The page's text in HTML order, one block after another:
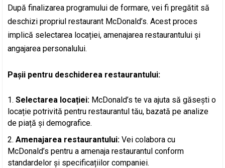
După finalizarea programului de formare, vei fi pregătit să
deschizi propriul restaurant McDonald’s. Acest proces
implică selectarea locației, amenajarea restaurantului și
angajarea personalului.
Pașii pentru deschiderea restaurantului:
Selectarea locației: McDonald’s te va ajuta să găsești o
locație potrivită pentru restaurantul tău, bazată pe analize
de piață și demografice.
Amenajarea restaurantului: Vei colabora cu
McDonald’s pentru a amenaja restaurantul conform
standardelor și specificațiilor companiei.